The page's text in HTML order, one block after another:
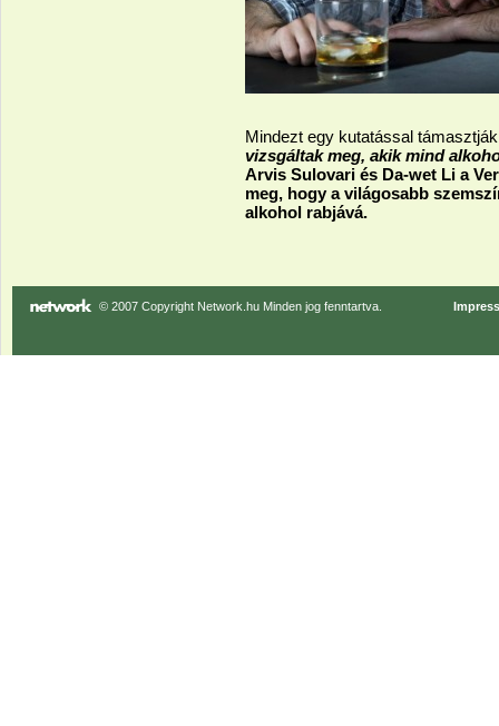
Mindezt egy kutatással
vizsgáltak meg, akik mind
Arvis Sulovari és Da-wet Li a
meg, hogy a világosabb
alkohol rabjává.
© 2007 Copyright Network.hu Minden jog fenntartva.